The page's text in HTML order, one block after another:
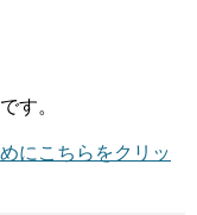
す。
にこちらをクリッ